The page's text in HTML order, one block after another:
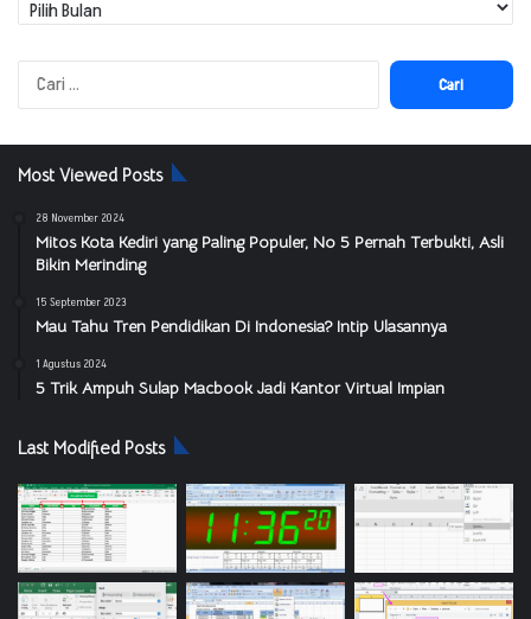
Cari
untuk:
Most Viewed Posts
28 November 2024
Mitos Kota Kediri yang Paling Populer, No 5 Pernah Terbukti, Asli
Bikin Merinding
15 September 2023
Mau Tahu Tren Pendidikan Di Indonesia? Intip Ulasannya
1 Agustus 2024
5 Trik Ampuh Sulap Macbook Jadi Kantor Virtual Impian
Last Modified Posts